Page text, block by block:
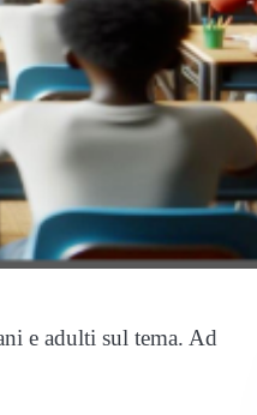
e adulti sul tema. Ad